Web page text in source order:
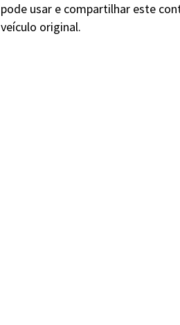
pode usar e compartilhar este
veículo original.